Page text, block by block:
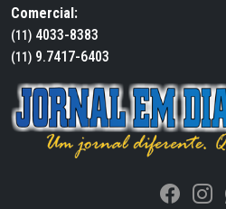
Comercial:
(11) 4033-8383
(11) 9.7417-6403